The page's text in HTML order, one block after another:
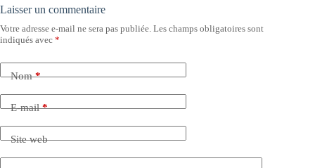
Laisser un commentaire
Votre adresse e-mail ne sera pas publiée. Les champs obligatoires sont
indiqués avec *
Nom*
E-mail*
Site web